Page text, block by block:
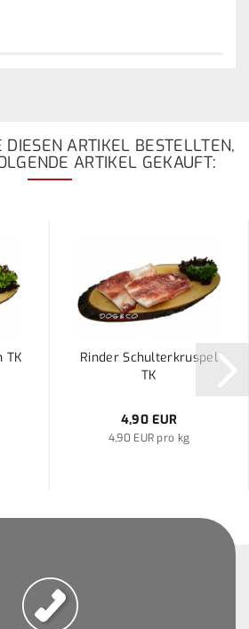
ARTIKEL BESTELLTEN,
ARTIKEL GEKAUFT:
TK
Rinder Schulterkruspel
TK
4,90 EUR
4,90 EUR pro kg